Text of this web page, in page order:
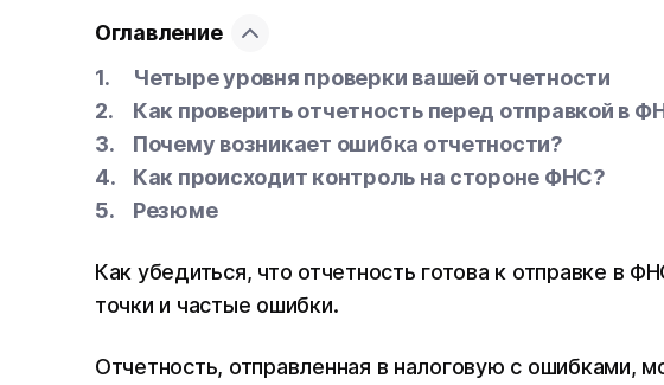
Оглавление
Четыре уровня проверки вашей отчетности
Как проверить отчетность перед отправкой в
Почему возникает ошибка отчетности?
Как происходит контроль на стороне ФНС?
Резюме
Как убедиться, что отчетность готова к отправке в
точки и частые ошибки.
Отчетность, отправленная в налоговую с ошибками,